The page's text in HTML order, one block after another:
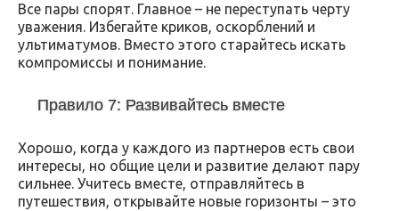
Все пары спорят. Главное – не переступать черту
уважения. Избегайте криков, оскорблений и
ультиматумов. Вместо этого старайтесь искать
компромиссы и понимание.
Правило 7: Развивайтесь вместе
Хорошо, когда у каждого из партнеров есть свои
интересы, но общие цели и развитие делают пару
сильнее. Учитесь вместе, отправляйтесь в
путешествия, открывайте новые горизонты – это